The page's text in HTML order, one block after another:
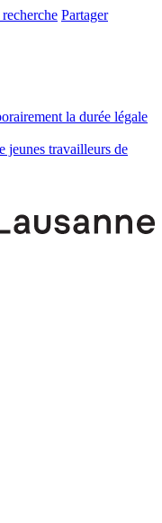
Partager
la durée légale
jeunes travailleurs de